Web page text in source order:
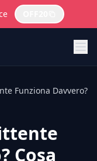
Funziona Davvero?
Cosa